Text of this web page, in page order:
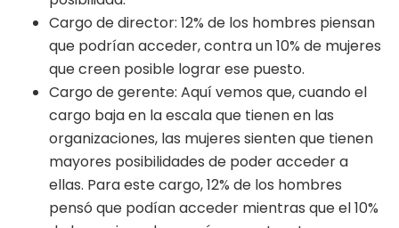
Cargo de director: 12% de los hombres piensan
que podrían acceder, contra un 10% de mujeres
que creen posible lograr ese puesto.
Cargo de gerente: Aquí vemos que, cuando el
cargo baja en la escala que tienen en las
organizaciones, las mujeres sienten que tienen
mayores posibilidades de poder acceder a
ellas. Para este cargo, 12% de los hombres
pensó que podían acceder mientras que el 10%